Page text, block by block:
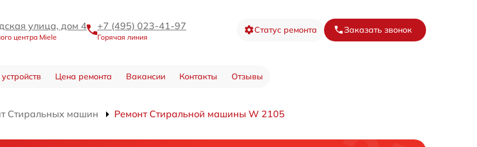
улица, дом 4
центра Miele
+7 (495) 023-41-97
Горячая линия
Статус ремонта Заказать звонок
Цена ремонта Вакансии Контакты Отзывы
Стиральных машин Ремонт Стиральной машины W 2105